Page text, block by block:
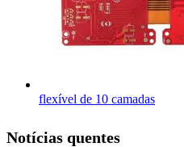
flexível de 10 camadas
Notícias quentes